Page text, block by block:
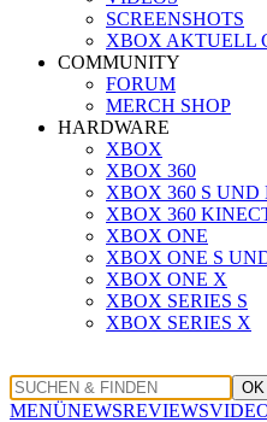
SCREENSHOTS
XBOX AKTUELL
COMMUNITY
FORUM
MERCH SHOP
HARDWARE
XBOX
XBOX 360
XBOX 360 S UND
XBOX 360
XBOX ONE
XBOX ONE S
XBOX ONE X
XBOX SERIES S
XBOX SERIES X
OK
MENÜNEWSREVIEWS